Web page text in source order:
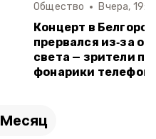
Общество Вчера,
Концерт в
прервался из‑за
света — зрители
фонарики
Месяц